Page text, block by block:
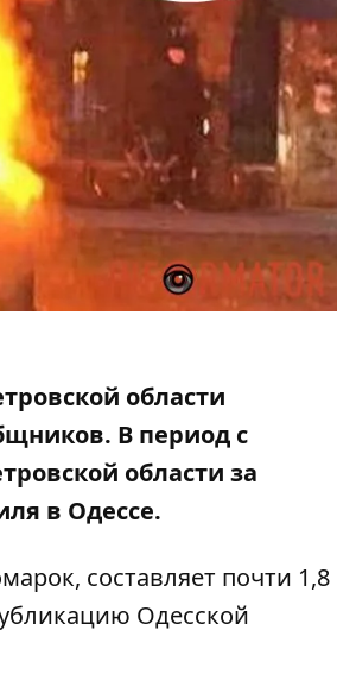
области
В период с
области за
в Одессе.
составляет почти 1,8
Одесской